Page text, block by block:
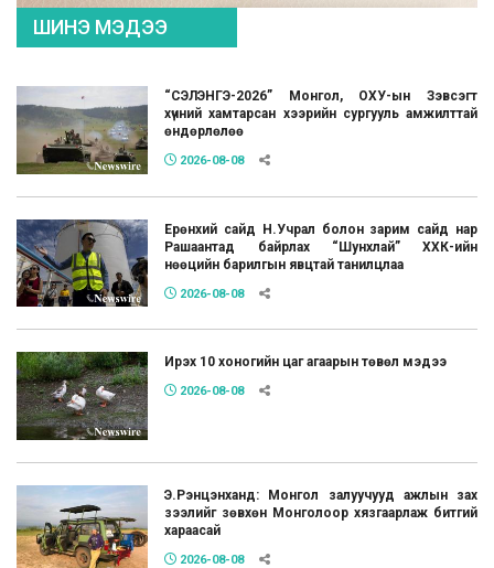
ШИНЭ МЭДЭЭ
“СЭЛЭНГЭ-2026” Монгол, ОХУ-ын Зэвсэгт
хүчний хамтарсан хээрийн сургууль амжилттай
өндөрлөлөө
2026-08-08
Ерөнхий сайд Н.Учрал болон зарим сайд нар
Рашаантад байрлах “Шунхлай” ХХК-ийн
нөөцийн барилгын явцтай танилцлаа
2026-08-08
Ирэх 10 хоногийн цаг агаарын төвөл мэдээ
2026-08-08
Э.Рэнцэнханд: Монгол залуучууд ажлын зах
зээлийг зөвхөн Монголоор хязгаарлаж битгий
хараасай
2026-08-08